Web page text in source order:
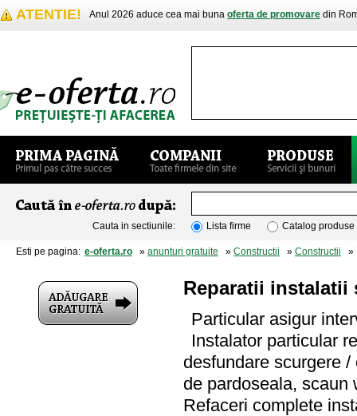
ATENTIE! Anul 2026 aduce cea mai buna oferta de promovare din
Cauta in sectiunile: Lista firme Catalog produse
Esti pe pagina: e-oferta.ro » anunturi gratuite » Constructii » Constructii »
Reparatii instalatii
Particular asigur
Instalator particular
desfundare scurgere
de pardoseala, scaun
Refaceri complete